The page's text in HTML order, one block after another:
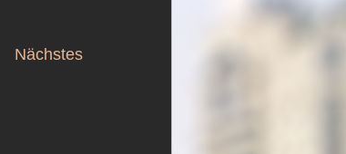
Nächstes